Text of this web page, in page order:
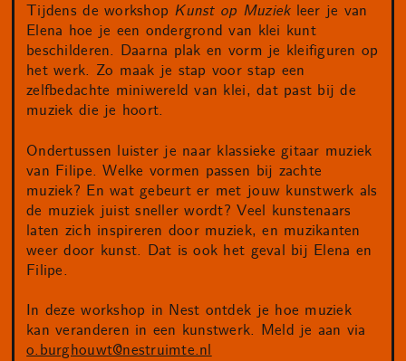
Tijdens de workshop Kunst op Muziekleer je van
Elena hoe je een ondergrond van klei kunt
beschilderen. Daarna plak en vorm je kleifiguren op
het werk. Zo maak je stap voor stap een
zelfbedachte miniwereld van klei, dat past bij de
muziek die je hoort.
Ondertussen luister je naar klassieke gitaar muziek
van Filipe. Welke vormen passen bij zachte
muziek? En wat gebeurt er met jouw kunstwerk als
de muziek juist sneller wordt? Veel kunstenaars
laten zich inspireren door muziek, en muzikanten
weer door kunst. Dat is ook het geval bij Elena en
Filipe.
In deze workshop in Nest ontdek je hoe muziek
kan veranderen in een kunstwerk. Meld je aan via
o.burghouwt@nestruimte.nl